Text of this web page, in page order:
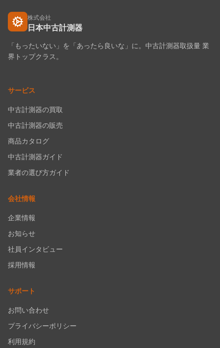
株式会社
日本中古計測器
「もったいない」を「あったら良いな」に。中古計測器取扱量 業
界トップクラス。
サービス
中古計測器の買取
中古計測器の販売
商品カタログ
中古計測器ガイド
業者の選び方ガイド
会社情報
企業情報
お知らせ
社員インタビュー
採用情報
サポート
お問い合わせ
プライバシーポリシー
利用規約